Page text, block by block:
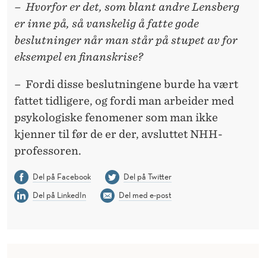
– Hvorfor er det, som blant andre Lensberg
er inne på, så vanskelig å fatte gode
beslutninger når man står på stupet av for
eksempel en finanskrise?
– Fordi disse beslutningene burde ha vært
fattet tidligere, og fordi man arbeider med
psykologiske fenomener som man ikke
kjenner til før de er der, avsluttet NHH-
professoren.
Del på Facebook
Del på Twitter
Del på LinkedIn
Del med e-post